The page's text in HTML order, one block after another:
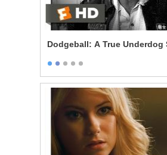
Dodgeball: A True